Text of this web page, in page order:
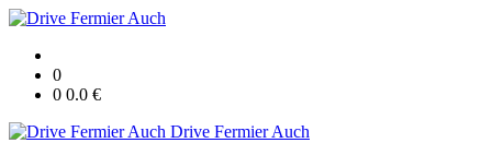
0
0 0.0 €
Drive Fermier Auch